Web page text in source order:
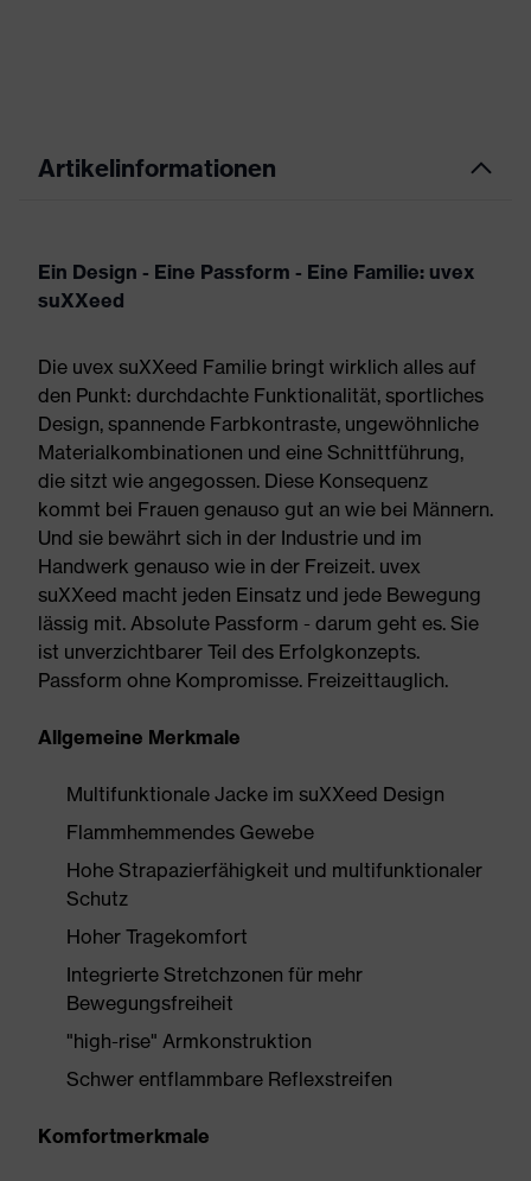
Artikelinformationen
Ein Design - Eine Passform - Eine Familie: uvex
suXXeed
Die uvex suXXeed Familie bringt wirklich alles auf
den Punkt: durchdachte Funktionalität, sportliches
Design, spannende Farbkontraste, ungewöhnliche
Materialkombinationen und eine Schnittführung,
die sitzt wie angegossen. Diese Konsequenz
kommt bei Frauen genauso gut an wie bei Männern.
Und sie bewährt sich in der Industrie und im
Handwerk genauso wie in der Freizeit. uvex
suXXeed macht jeden Einsatz und jede Bewegung
lässig mit. Absolute Passform - darum geht es. Sie
ist unverzichtbarer Teil des Erfolgkonzepts.
Passform ohne Kompromisse. Freizeittauglich.
Allgemeine Merkmale
Multifunktionale Jacke im suXXeed Design
Flammhemmendes Gewebe
Hohe Strapazierfähigkeit und multifunktionaler
Schutz
Hoher Tragekomfort
Integrierte Stretchzonen für mehr
Bewegungsfreiheit
"high-rise" Armkonstruktion
Schwer entflammbare Reflexstreifen
Komfortmerkmale